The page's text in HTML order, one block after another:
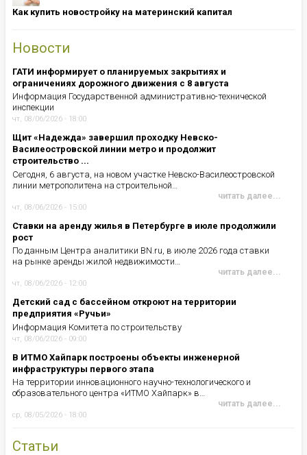
Как купить новостройку на материнский капитал
Новости
ГАТИ информирует о планируемых закрытиях и
ограничениях дорожного движения с 8 августа
Информация Государственной административно-технической
инспекции
чт, 08/06/2026 - 18:00
Щит «Надежда» завершил проходку Невско-
Василеостровской линии метро и продолжит
строительство ...
Сегодня, 6 августа, на новом участке Невско-Василеостровской
линии метрополитена на строительной…
читать далее...
чт, 08/06/2026 - 15:00
Ставки на аренду жилья в Петербурге в июле продолжили
рост
По данным Центра аналитики BN.ru, в июле 2026 года ставки
на рынке аренды жилой недвижимости…
читать далее...
чт, 08/06/2026 - 12:00
Детский сад с бассейном откроют на территории
предприятия «Ручьи»
Информация Комитета по строительству
чт, 08/06/2026 - 09:00
В ИТМО Хайпарк построены объекты инженерной
инфраструктуры первого этапа
На территории инновационного научно-технологического и
образовательного центра «ИТМО Хайпарк» в…
читать далее...
ср, 08/05/2026 - 18:00
Статьи